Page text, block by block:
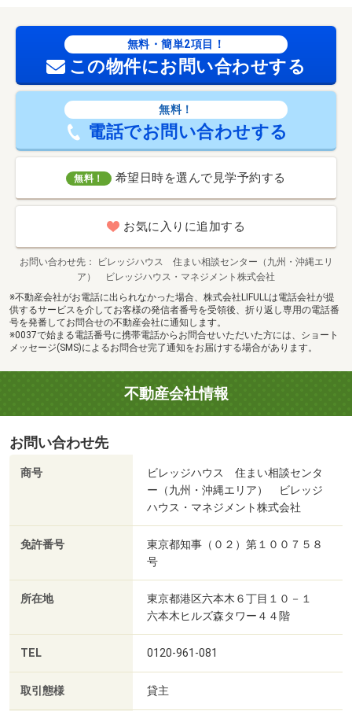
無料・簡単2項目！
この物件にお問い合わせする
無料！
電話でお問い合わせする
無料！ 希望日時を選んで見学予約する
お気に入りに追加する
お問い合わせ先
ビレッジハウス 住まい相談センター（九州・沖縄エリ
ア） ビレッジハウス・マネジメント株式会社
※不動産会社がお電話に出られなかった場合、株式会社LIFULLは電話会社が提
供するサービスを介してお客様の発信者番号を受領後、折り返し専用の電話番
号を発番してお問合せの不動産会社に通知します。
※0037で始まる電話番号に携帯電話からお問合せいただいた方には、ショート
メッセージ(SMS)によるお問合せ完了通知をお届けする場合があります。
不動産会社情報
お問い合わせ先
商号
ビレッジハウス 住まい相談センタ
ー（九州・沖縄エリア） ビレッジ
ハウス・マネジメント株式会社
免許番号
東京都知事（０２）第１００７５８
号
所在地
東京都港区六本木６丁目１０－１
六本木ヒルズ森タワー４４階
TEL 0120-961-081
取引態様 貸主